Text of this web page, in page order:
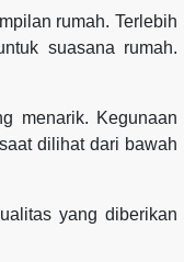
rumah. Terlebih
suasana rumah.
menarik. Kegunaan
dilihat dari bawah
yang diberikan